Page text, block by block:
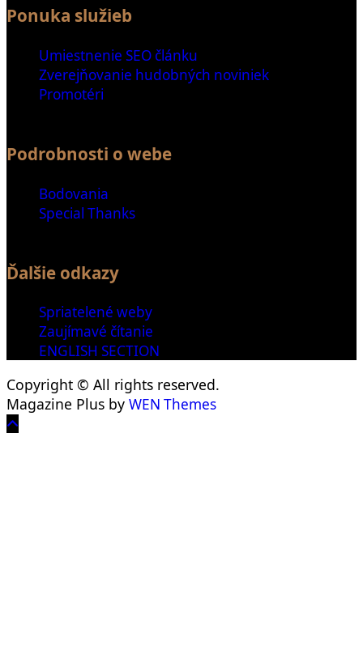
Ponuka služieb
Umiestnenie SEO článku
Zverejňovanie hudobných noviniek
Promotéri
Podrobnosti o webe
Bodovania
Special Thanks
Ďalšie odkazy
Spriatelené weby
Zaujímavé čítanie
ENGLISH SECTION
Copyright © All rights reserved.
Magazine Plus by WEN Themes